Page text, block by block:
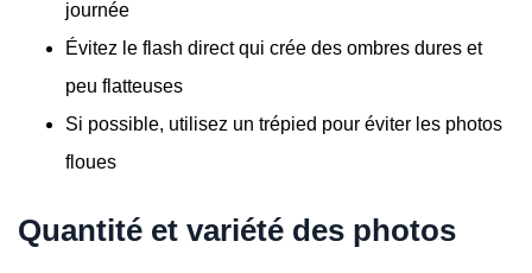
journée
Évitez le flash direct qui crée des ombres dures et
peu flatteuses
Si possible, utilisez un trépied pour éviter les photos
floues
Quantité et variété des photos